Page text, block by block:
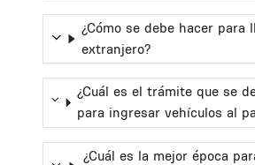
¿Cómo se debe hacer para
extranjero?
¿Cuál es el trámite que se
para ingresar vehículos al
¿Cuál es la mejor época